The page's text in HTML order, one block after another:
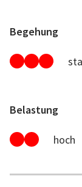
Begehung
Belastung
hoch